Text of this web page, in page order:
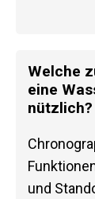
Welche
eine
nützlich?
und